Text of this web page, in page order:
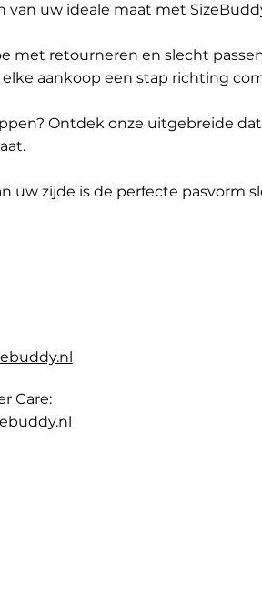
uw ideale maat met
met retourneren en slecht
aankoop een stap richting
Ontdek onze uitgebreide
uw zijde is de perfecte pasvorm
Care: